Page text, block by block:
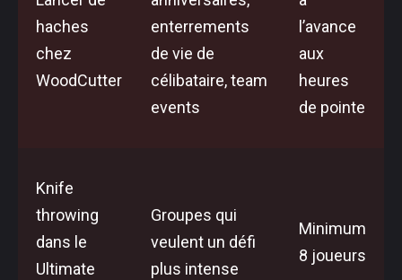
haches
chez
WoodCutter
enterrements
de vie de
célibataire, team
events
l’avance
aux
heures
de pointe
Knife
throwing
dans le
Ultimate
Groupes qui
veulent un défi
plus intense
Minimum
8 joueurs